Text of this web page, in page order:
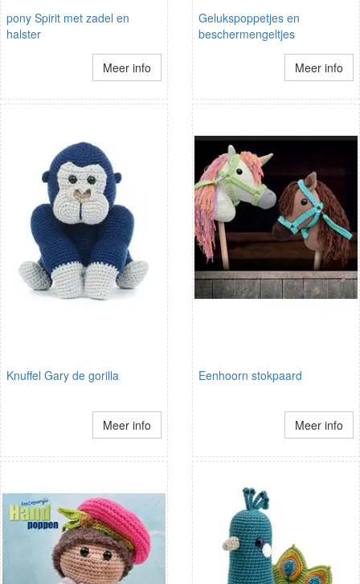
pony Spirit met zadel en
halster
Meer info
Gelukspoppetjes en
beschermengeltjes
Meer info
Knuffel Gary de gorilla
Meer info
Eenhoorn stokpaard
Meer info